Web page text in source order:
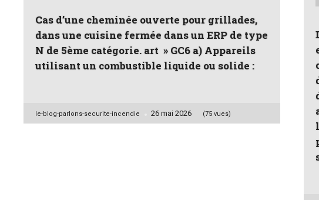
Cas d’une cheminée ouverte pour grillades,
dans une cuisine fermée dans un ERP de type
N de 5ème catégorie. art » GC6 a) Appareils
utilisant un combustible liquide ou solide :
Posted
le-blog-parlons-securite-incendie 26 mai 2026 (75 vues)